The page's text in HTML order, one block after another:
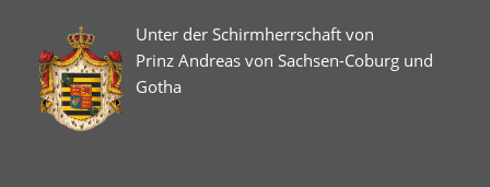
Unter der Schirmherrschaft von
Prinz Andreas von Sachsen-Coburg und
Gotha